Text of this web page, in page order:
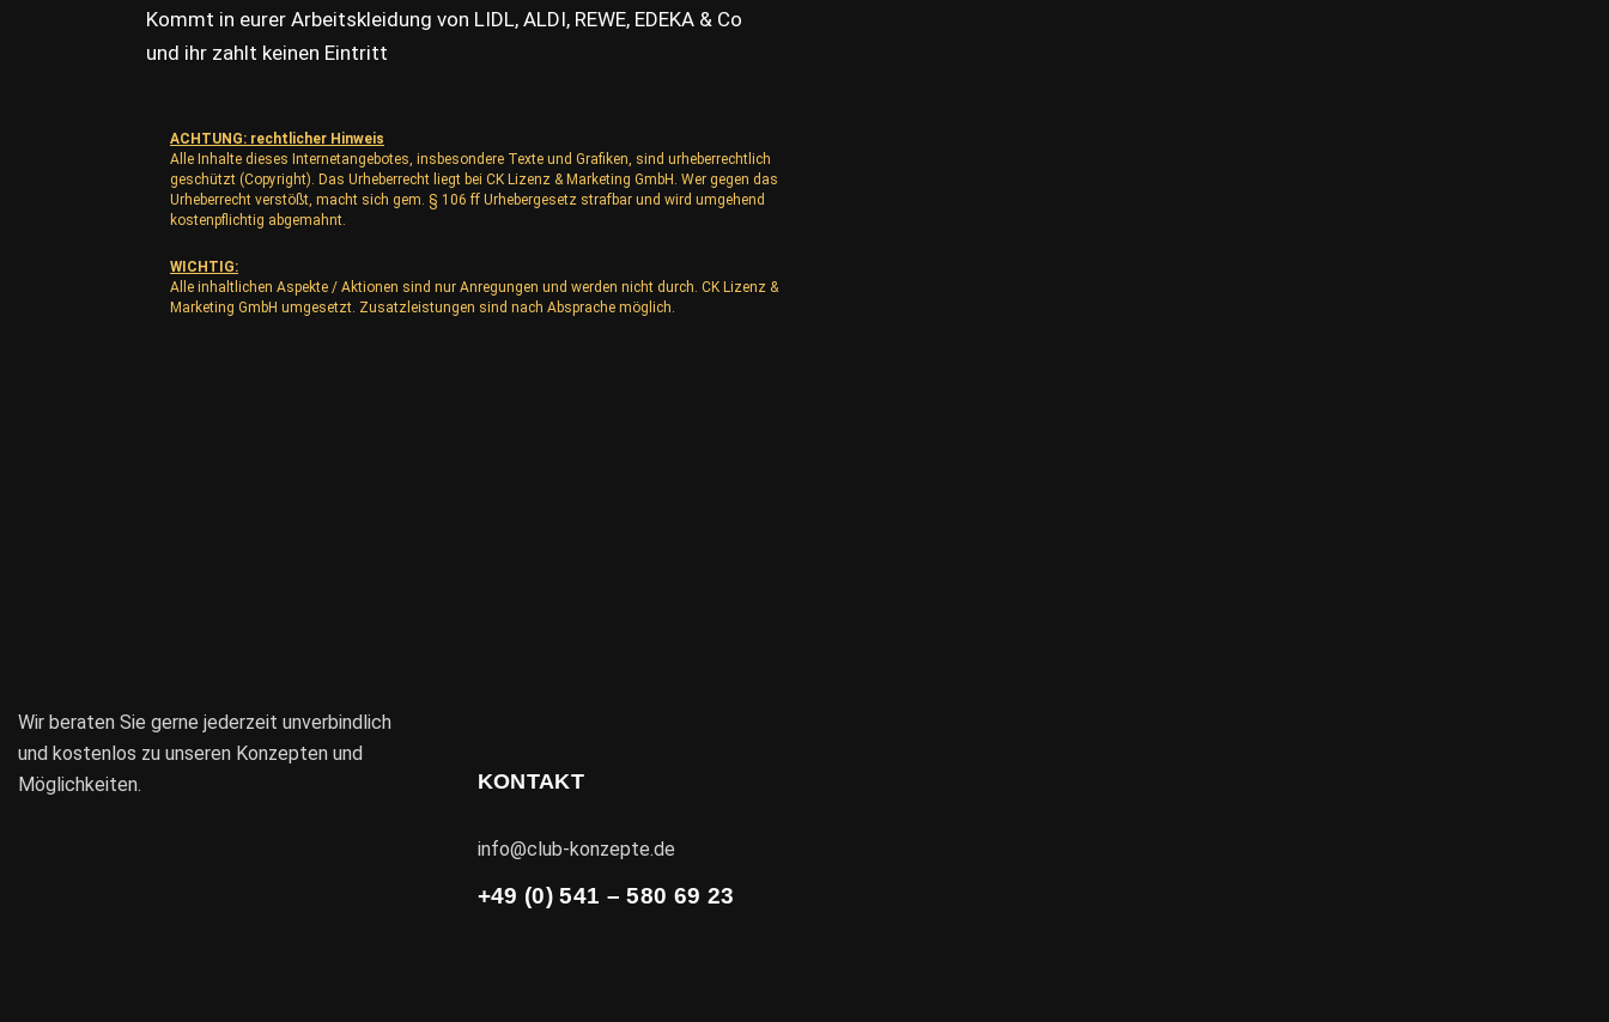
Kommt in eurer Arbeitskleidung von LIDL, ALDI, REWE, EDEKA & Co
und ihr zahlt keinen Eintritt
ACHTUNG: rechtlicher Hinweis
Alle Inhalte dieses Internetangebotes, insbesondere Texte und Grafiken, sind urheberrechtlich
geschützt (Copyright). Das Urheberrecht liegt bei CK Lizenz & Marketing GmbH. Wer gegen das
Urheberrecht verstößt, macht sich gem. § 106 ff Urhebergesetz strafbar und wird umgehend
kostenpflichtig abgemahnt.
WICHTIG:
Alle inhaltlichen Aspekte / Aktionen sind nur Anregungen und werden nicht durch. CK Lizenz &
Marketing GmbH umgesetzt. Zusatzleistungen sind nach Absprache möglich.
Wir beraten Sie gerne jederzeit unverbindlich
und kostenlos zu unseren Konzepten und
Möglichkeiten.
KONTAKT
info@club-konzepte.de
+49 (0) 541 – 580 69 23